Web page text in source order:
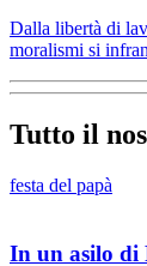
Dalla libertà di
moralismi si
Tutto il
festa del papà
In un asilo di